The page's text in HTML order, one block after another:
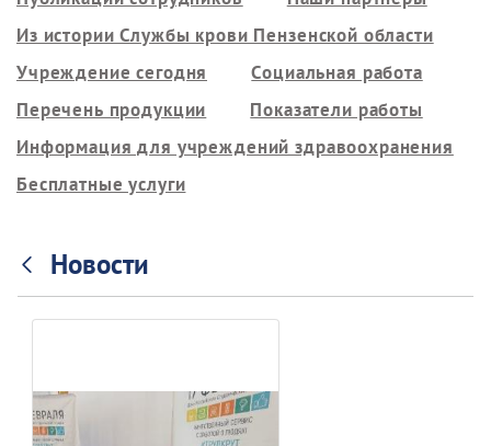
Из истории Службы крови Пензенской области
Учреждение сегодня
Социальная работа
Перечень продукции
Показатели работы
Информация для учреждений здравоохранения
Бесплатные услуги
Новости